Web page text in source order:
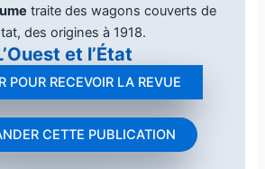
traite des wagons couverts de
des origines à 1918.
et l’État
POUR RECEVOIR LA REVUE
CETTE PUBLICATION